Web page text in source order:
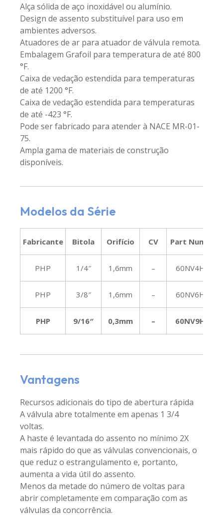
Alça sólida de aço inoxidável ou alumínio.
Design de assento substituível para uso em
ambientes adversos.
Atuadores de ar para atuador de válvula remota.
Embalagem Grafoil para temperatura de até 800
°F.
Caixa de vedação estendida para temperaturas
de até 1200 °F.
Caixa de vedação estendida para temperaturas
de até -423 °F.
Pode ser fabricado para atender à NACE MR-01-
75.
Ampla gama de materiais de construção
disponíveis.
Fabricante Bitola Orifício CV Part Number
PHP 1/4″ 1,6mm – 60NV4H1V
PHP 3/8″ 1,6mm – 60NV6H1V
PHP 9/16″ 0,3mm – 60NV9H1V
Modelos da Série
Vantagens
Recursos adicionais do tipo de abertura rápida
A válvula abre totalmente em apenas 1 3/4
voltas.
A haste é levantada do assento no mínimo 2X
mais rápido do que as válvulas convencionais, o
que reduz o estrangulamento e, portanto,
aumenta a vida útil do assento.
Menos da metade do número de voltas para
abrir completamente em comparação com as
válvulas da concorrência.